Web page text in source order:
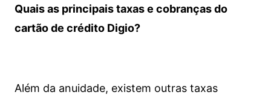
Quais as principais taxas e cobranças do
cartão de crédito Digio?
Além da anuidade, existem outras taxas